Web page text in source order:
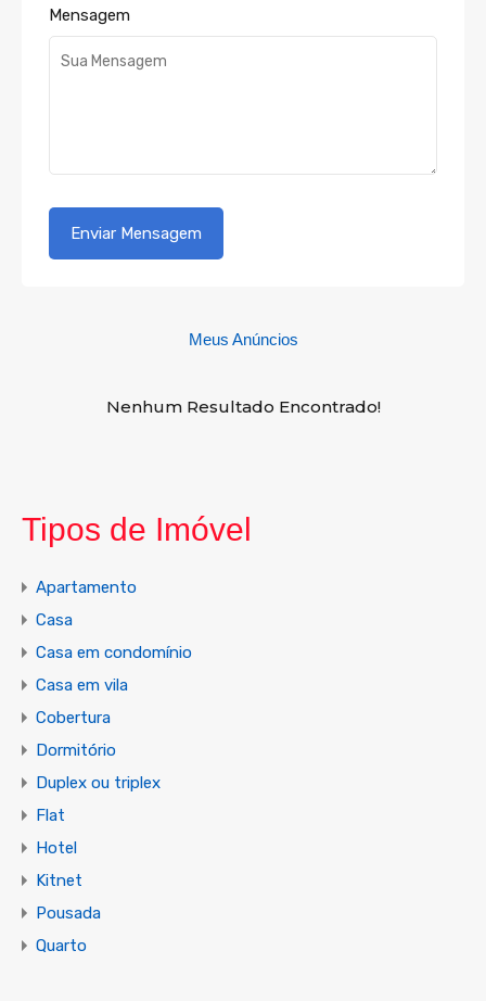
Mensagem
Meus Anúncios
Nenhum Resultado Encontrado!
Tipos de Imóvel
Apartamento
Casa
Casa em condomínio
Casa em vila
Cobertura
Dormitório
Duplex ou triplex
Flat
Hotel
Kitnet
Pousada
Quarto